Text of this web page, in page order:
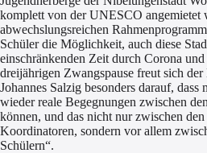
komplett von der UNESCO angemietet
abwechslungsreichen
Schüler die Möglichkeit, auch diese
einschränkenden Zeit durch Corona
dreijährigen Zwangspause freut sich
Johannes Salzig besonders darauf,
wieder reale Begegnungen zwischen
können, und das nicht nur zwischen
Koordinatoren, sondern vor allem
Schülern“.